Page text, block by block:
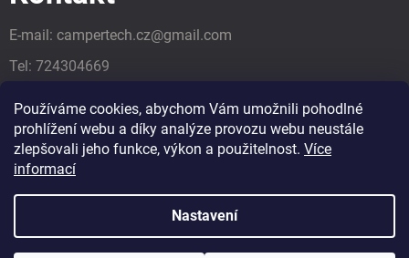
Používáme cookies, abychom Vám umožnili pohodlné
prohlížení webu a díky analýze provozu webu neustále
zlepšovali jeho funkce, výkon a použitelnost. Více
informací
Nastavení
E-mail: campertech.cz@gmail.com
Tel: 724304669